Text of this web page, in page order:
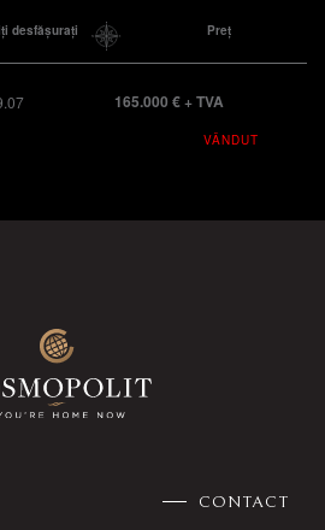
desfășurați Preț
165.000 € + TVA
VÂNDUT
CONTACT